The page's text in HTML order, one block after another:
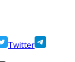
Twitter